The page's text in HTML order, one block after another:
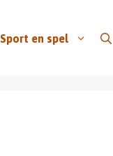
Sport en spel